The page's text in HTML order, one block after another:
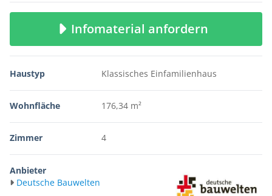
Infomaterial anfordern
Haustyp Klassisches Einfamilienhaus
Wohnfläche 176,34 m²
Zimmer 4
Anbieter
Deutsche Bauwelten